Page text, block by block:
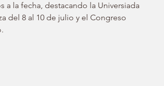
a la fecha, destacando la Universiada
del 8 al 10 de julio y el Congreso